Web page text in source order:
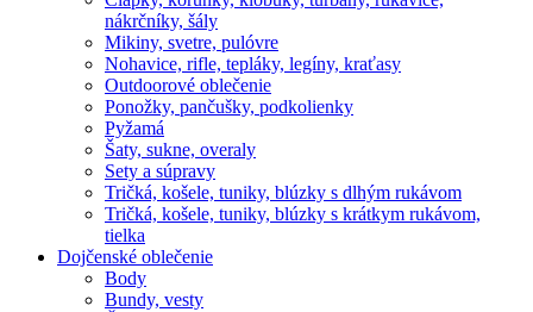
nákrčníky, šály
Mikiny, svetre, pulóvre
Nohavice, rifle, tepláky, legíny, kraťasy
Outdoorové oblečenie
Ponožky, pančušky, podkolienky
Pyžamá
Šaty, sukne, overaly
Sety a súpravy
Tričká, košele, tuniky, blúzky s dlhým rukávom
Tričká, košele, tuniky, blúzky s krátkym rukávom,
tielka
Dojčenské oblečenie
Body
Bundy, vesty